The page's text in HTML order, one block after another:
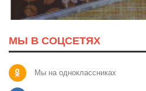
МЫ В СОЦСЕТЯХ
Мы на одноклассниках